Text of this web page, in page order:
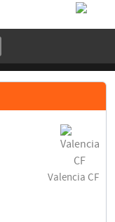
Valencia CF